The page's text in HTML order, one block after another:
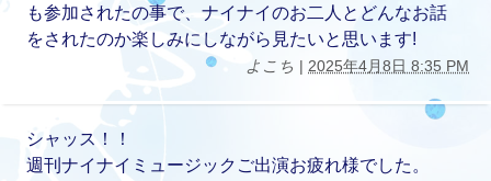
も参加されたの事で、ナイナイのお二人とどんなお話
をされたのか楽しみにしながら見たいと思います!
よこち | 2025年4月8日 8:35 PM
シャッス！！
週刊ナイナイミュージックご出演お疲れ様でした。